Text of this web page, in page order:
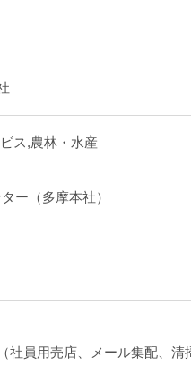
ス,農林・水産
ー（多摩本社）
社員用売店、メール集配、